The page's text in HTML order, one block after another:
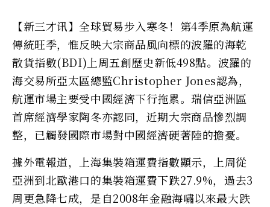
【新三才讯】全球貿易步入寒冬！第4季原為航運
傳統旺季，惟反映大宗商品風向標的波羅的海乾
散貨指數(BDI)上周五創歷史新低498點。波羅的
海交易所亞太區總監Christopher Jones認為，
航運市場主要受中國經濟下行拖累。瑞信亞洲區
首席經濟學家陶冬亦認同，近期大宗商品慘烈調
整，已觸發國際市場對中國經濟硬著陸的擔憂。
據外電報道，上海集裝箱運費指數顯示，上周從
亞洲到北歐港口的集裝箱運費下跌27.9%，過去3
周更急降七成，是自2008年金融海嘯以來最大跌